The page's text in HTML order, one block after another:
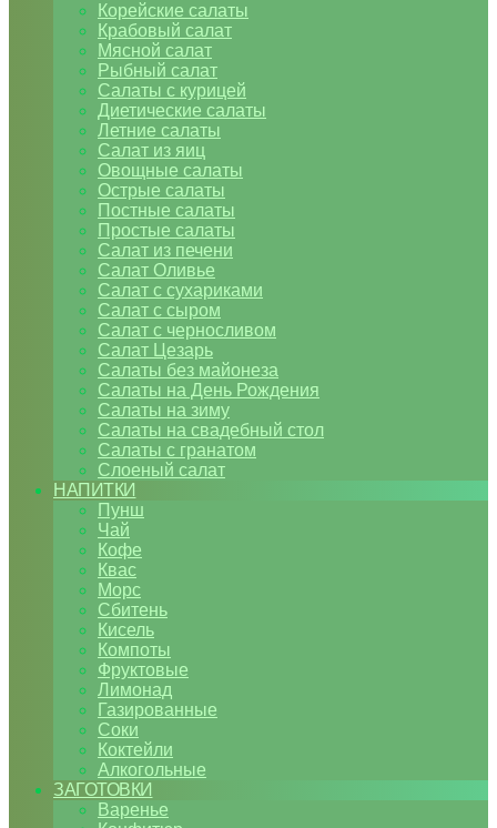
Корейские салаты
Крабовый салат
Мясной салат
Рыбный салат
Салаты с курицей
Диетические салаты
Летние салаты
Салат из яиц
Овощные салаты
Острые салаты
Постные салаты
Простые салаты
Салат из печени
Салат Оливье
Салат с сухариками
Салат с сыром
Салат с черносливом
Салат Цезарь
Салаты без майонеза
Салаты на День Рождения
Салаты на зиму
Салаты на свадебный стол
Салаты с гранатом
Слоеный салат
НАПИТКИ
Пунш
Чай
Кофе
Квас
Морс
Сбитень
Кисель
Компоты
Фруктовые
Лимонад
Газированные
Соки
Коктейли
Алкогольные
ЗАГОТОВКИ
Варенье